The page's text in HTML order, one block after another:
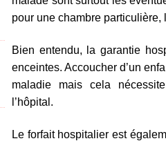
pour une chambre particulière,
Bien entendu, la garantie
enceintes. Accoucher d’un
maladie mais cela
l’hôpital.
Le forfait hospitalier est